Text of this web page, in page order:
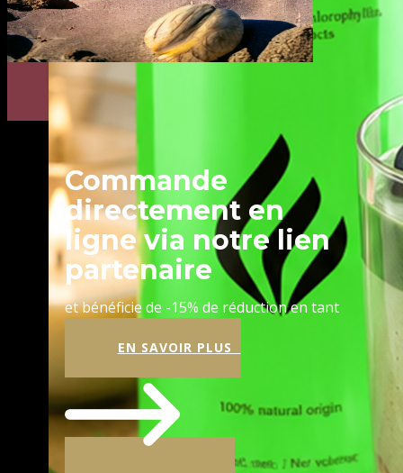
JE DECOUVRE !
Commande
directement en
ligne via notre lien
partenaire
et bénéficie de -15% de réduction en tant
que client préférentiel !
EN SAVOIR PLUS